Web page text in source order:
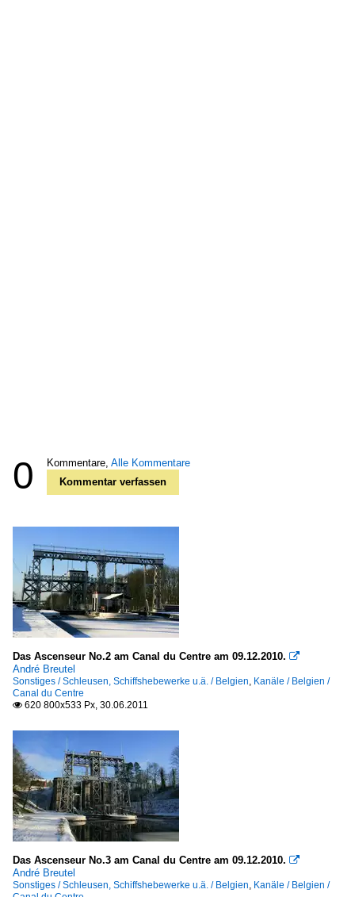
0 Kommentare, Alle Kommentare
Kommentar verfassen
Das Ascenseur No.2 am Canal du Centre am 09.12.2010. 
André Breutel
Sonstiges / Schleusen, Schiffshebewerke u.ä. / Belgien, Kanäle / Belgien /
Canal du Centre
 620 800x533 Px, 30.06.2011
Das Ascenseur No.3 am Canal du Centre am 09.12.2010. 
André Breutel
Sonstiges / Schleusen, Schiffshebewerke u.ä. / Belgien, Kanäle / Belgien /